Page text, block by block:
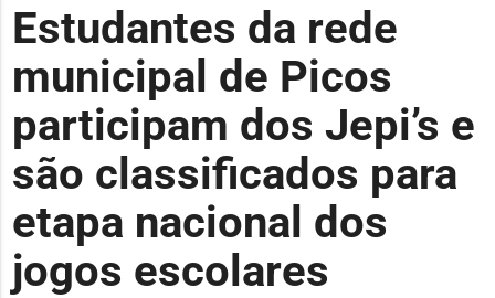
Estudantes da rede
municipal de Picos
participam dos Jepi’s e
são classificados para
etapa nacional dos
jogos escolares